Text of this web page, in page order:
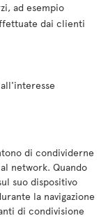
ad esempio
dai clienti
di condividerne
network. Quando
suo dispositivo
la navigazione
di condivisione